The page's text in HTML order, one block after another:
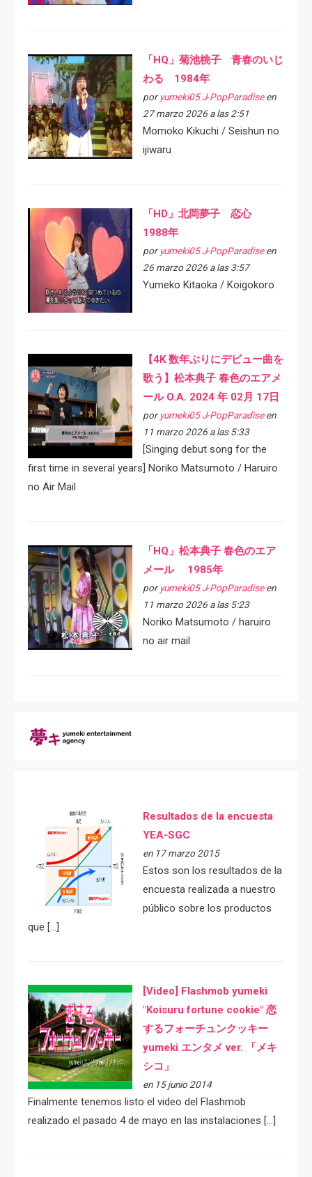
「HQ」菊池桃子 青春のいじ
わる 1984年
por yumeki05 J-PopParadiseen
27 marzo 2026 a las 2:51
Momoko Kikuchi / Seishun no
ijiwaru
「HD」北岡夢子 恋心
1988年
por yumeki05 J-PopParadiseen
26 marzo 2026 a las 3:57
Yumeko Kitaoka / Koigokoro
【4K 数年ぶりにデビュー曲を
歌う】松本典子 春色のエアメ
ール O.A. 2024 年 02月 17日
por yumeki05 J-PopParadiseen
11 marzo 2026 a las 5:33
[Singing debut song for the
first time in several years] Noriko Matsumoto / Haruiro
no Air Mail
「HQ」松本典子 春色のエア
メール 1985年
por yumeki05 J-PopParadiseen
11 marzo 2026 a las 5:23
Noriko Matsumoto / haruiro
no air mail
Resultados de la encuesta
YEA-SGC
en 17 marzo 2015
Estos son los resultados de la
encuesta realizada a nuestro
público sobre los productos
que […]
[Video] Flashmob yumeki
"Koisuru fortune cookie" 恋
するフォーチュンクッキー
yumeki エンタメ ver. 「メキ
シコ」
en 15 junio 2014
Finalmente tenemos listo el video del Flashmob
realizado el pasado 4 de mayo en las instalaciones […]